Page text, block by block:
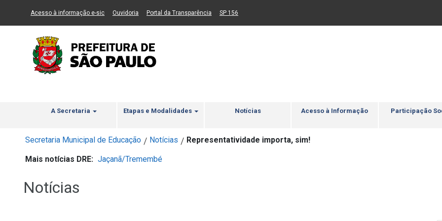
Ir ao Conteúdo Ir para menu principal 2 Ir para busca Ir para rodapé
Acesso à informação e-sic(Link para um novo sítio)
Ouvidoria (Link para um novo sítio)
Portal da Transparência (Link para um novo sítio)
SP 156
A Secretaria Etapas e Modalidades Notícias Acesso à Informação Participação
Secretaria Municipal de Educação / Notícias / Representatividade importa, sim!
Mais notícias DRE: Jaçanã/Tremembé
Notícias